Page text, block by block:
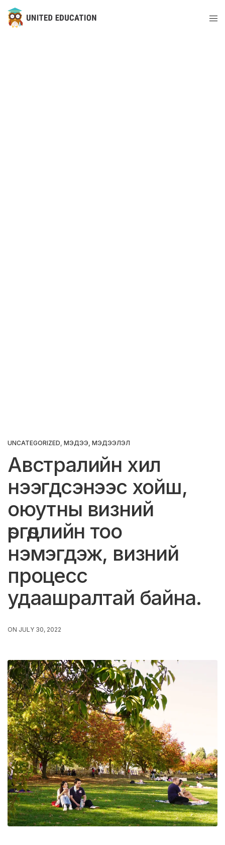
UNCATEGORIZED МЭДЭЭ, МЭДЭЭЛЭЛ
Австралийн хил
нээгдсэнээс хойш,
оюутны визний
өргөдлийн тоо
нэмэгдэж, визний
процесс
удаашралтай байна.
ON JULY 30, 2022